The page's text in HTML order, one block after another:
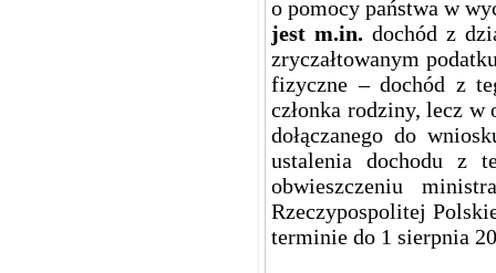
o pomocy państwa w
jest m.in. dochód z
zryczałtowanym
fizyczne – dochód z
członka rodziny, lecz w
dołączanego do
ustalenia dochodu z
obwieszczeniu
Rzeczypospolitej
terminie do 1 sierpnia